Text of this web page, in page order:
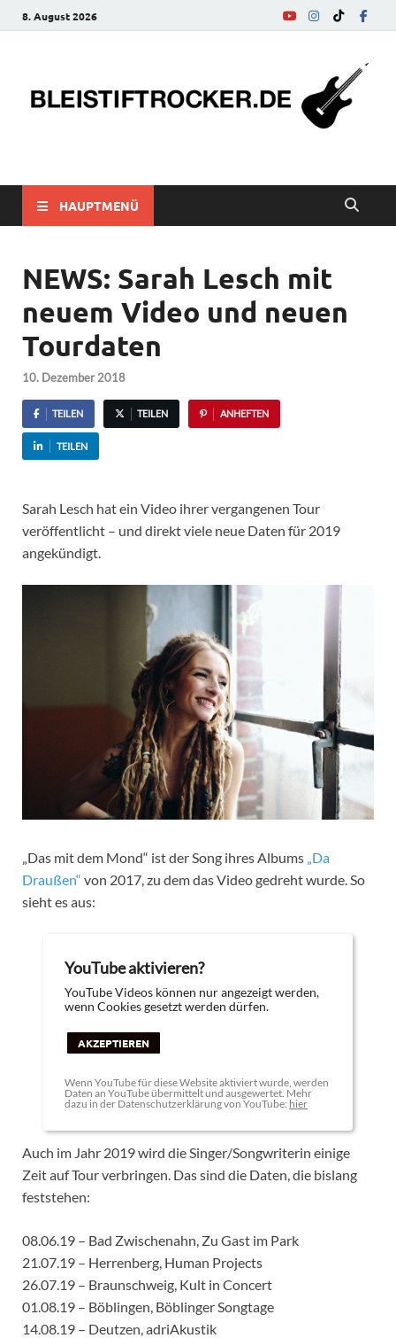
8. August 2026
bleistiftrocker.de
HAUPTMENÜ
NEWS: Sarah Lesch mit
neuem Video und neuen
Tourdaten
10. Dezember 2018
TEILEN TEILEN ANHEFTEN
TEILEN
Sarah Lesch hat ein Video ihrer vergangenen Tour
veröffentlicht – und direkt viele neue Daten für 2019
angekündigt.
„Das mit dem Mond“ ist der Song ihres Albums „Da
Draußen“ von 2017, zu dem das Video gedreht wurde. So
sieht es aus:
YouTube aktivieren?
YouTube Videos können nur angezeigt werden,
wenn Cookies gesetzt werden dürfen.
AKZEPTIEREN
Wenn YouTube für diese Website aktiviert wurde, werden
Daten an YouTube übermittelt und ausgewertet. Mehr
dazu in der Datenschutzerklärung von YouTube: hier
Auch im Jahr 2019 wird die Singer/Songwriterin einige
Zeit auf Tour verbringen. Das sind die Daten, die bislang
feststehen:
08.06.19 – Bad Zwischenahn, Zu Gast im Park
21.07.19 – Herrenberg, Human Projects
26.07.19 – Braunschweig, Kult in Concert
01.08.19 – Böblingen, Böblinger Songtage
14.08.19 – Deutzen, adriAkustik